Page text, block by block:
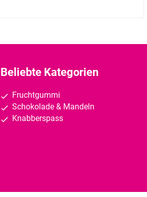
Beliebte Kategorien
Fruchtgummi
Schokolade & Mandeln
Knabberspass